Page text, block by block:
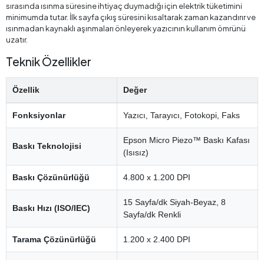
sırasında ısınma süresine ihtiyaç duymadığı için elektrik tüketimini
minimumda tutar. İlk sayfa çıkış süresini kısaltarak zaman kazandırır ve
ısınmadan kaynaklı aşınmaları önleyerek yazıcının kullanım ömrünü
uzatır.
Teknik Özellikler
Özellik Değer
Fonksiyonlar Yazıcı, Tarayıcı, Fotokopi, Faks
Baskı Teknolojisi
Epson Micro Piezo™ Baskı Kafası
(Isısız)
Baskı Çözünürlüğü 4.800 x 1.200 DPI
Baskı Hızı (ISO/IEC)
15 Sayfa/dk Siyah-Beyaz, 8
Sayfa/dk Renkli
Tarama Çözünürlüğü 1.200 x 2.400 DPI